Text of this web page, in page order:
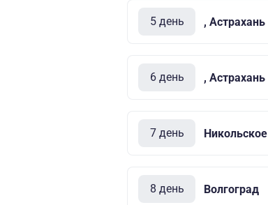
5 день , Астрахань
6 день , Астрахань
7 день Никольское
8 день Волгоград